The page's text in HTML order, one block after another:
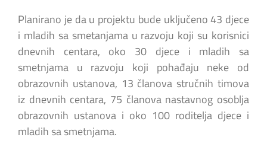
Planirano je da u projektu bude uključeno 43 djece
i mladih sa smetanjama u razvoju koji su korisnici
dnevnih centara, oko 30 djece i mladih sa
smetnjama u razvoju koji pohađaju neke od
obrazovnih ustanova, 13 članova stručnih timova
iz dnevnih centara, 75 članova nastavnog osoblja
obrazovnih ustanova i oko 100 roditelja djece i
mladih sa smetnjama.